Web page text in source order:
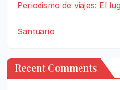
Periodismo de viajes: El
Santuario
Recent Comments